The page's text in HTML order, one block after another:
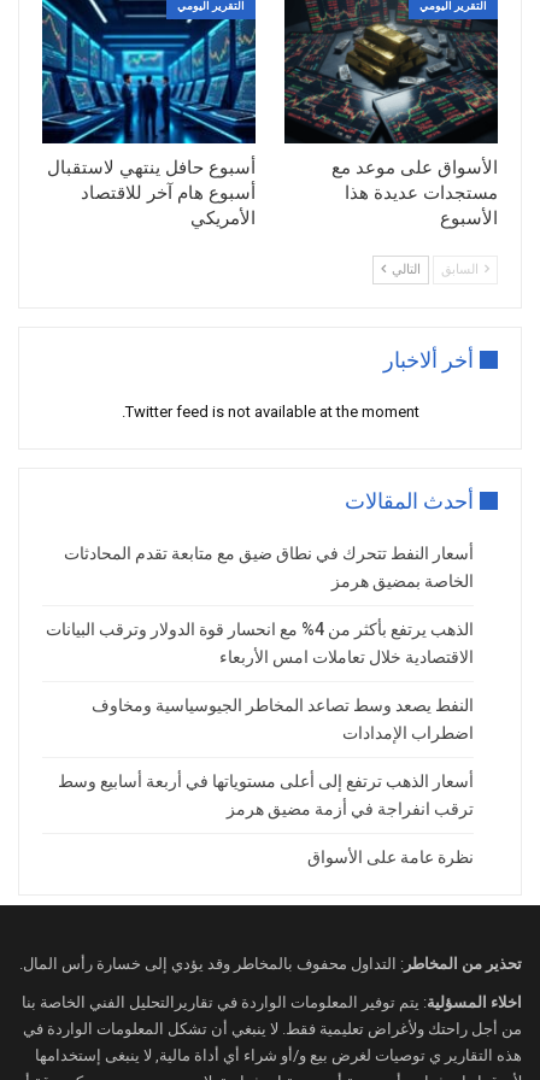
التقرير اليومي
الأسواق على موعد مع
مستجدات عديدة هذا
الأسبوع
التقرير اليومي
أسبوع حافل ينتهي لاستقبال
أسبوع هام آخر للاقتصاد
الأمريكي
السابق التالي
أخر ألاخبار
Twitter feed is not available at the moment.
أحدث المقالات
أسعار النفط تتحرك في نطاق ضيق مع متابعة تقدم المحادثات
الخاصة بمضيق هرمز
الذهب يرتفع بأكثر من 4% مع انحسار قوة الدولار وترقب البيانات
الاقتصادية خلال تعاملات امس الأربعاء
النفط يصعد وسط تصاعد المخاطر الجيوسياسية ومخاوف
اضطراب الإمدادات
أسعار الذهب ترتفع إلى أعلى مستوياتها في أربعة أسابيع وسط
ترقب انفراجة في أزمة مضيق هرمز
نظرة عامة على الأسواق
تحذير من المخاطر : التداول محفوف بالمخاطر وقد يؤدي إلى خسارة رأس المال.
اخلاء المسؤلية: يتم توفير المعلومات الواردة في تقاريرالتحليل الفني الخاصة بنا
من أجل راحتك ولأغراض تعليمية فقط. لا ينبغي أن تشكل المعلومات الواردة في
هذه التقارير ي توصيات لغرض بيع و/أو شراء أي أداة مالية, لا ينبغى إستخدامها